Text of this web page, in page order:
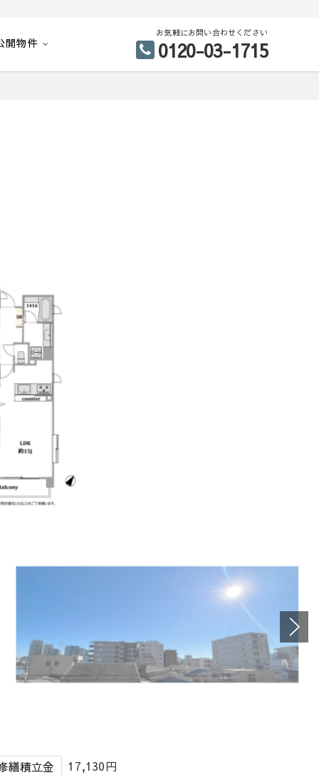
開物件
お気軽にお問い合わせください
0120-03-1715
繕積立金 17,130円